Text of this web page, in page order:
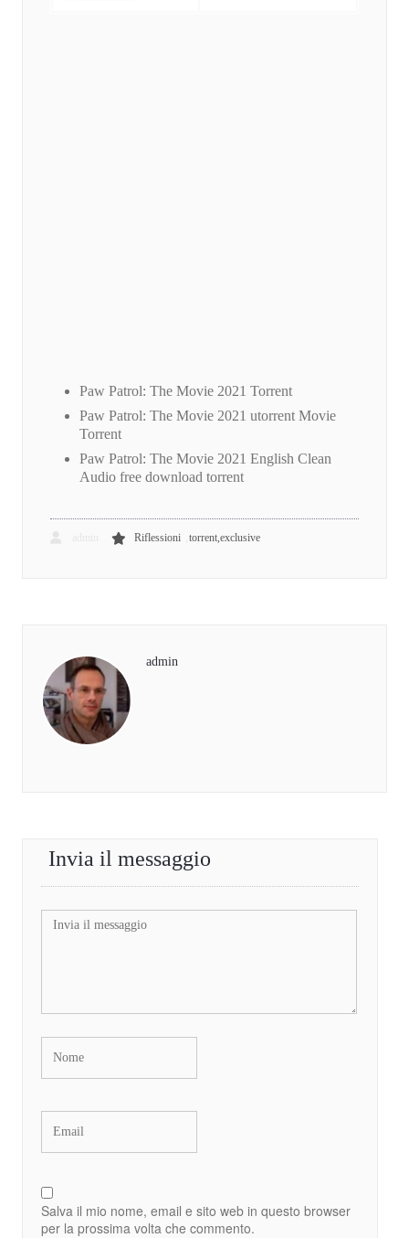
Paw Patrol: The Movie 2021 Torrent
Paw Patrol: The Movie 2021 utorrent Movie
Torrent
Paw Patrol: The Movie 2021 English Clean
Audio free download torrent
Riflessioni torrent,exclusive
admin
Invia il messaggio
Salva il mio nome, email e sito web in questo browser
per la prossima volta che commento.